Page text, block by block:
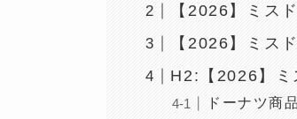
【2026】ミス
【2026】ミス
H2:【2026】ミ
ドーナツ商